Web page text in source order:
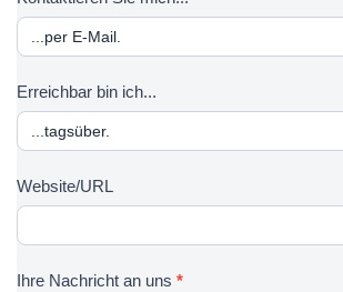
Erreichbar bin ich...
Website/URL
Ihre Nachricht an uns *